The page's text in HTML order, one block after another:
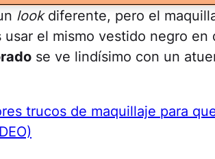
lookdiferente, pero el
el mismo vestido negro en
se ve lindísimo con un
trucos de maquillaje para